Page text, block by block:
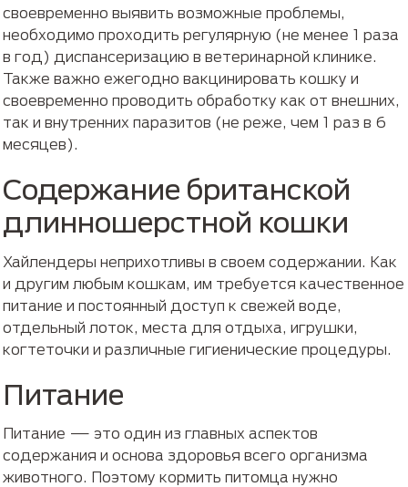
своевременно выявить возможные проблемы,
необходимо проходить регулярную (не менее 1 раза
в год) диспансеризацию в ветеринарной клинике.
Также важно ежегодно вакцинировать кошку и
своевременно проводить обработку как от внешних,
так и внутренних паразитов (не реже, чем 1 раз в 6
месяцев).
Содержание британской
длинношерстной кошки
Хайлендеры неприхотливы в своем содержании. Как
и другим любым кошкам, им требуется качественное
питание и постоянный доступ к свежей воде,
отдельный лоток, места для отдыха, игрушки,
когтеточки и различные гигиенические процедуры.
Питание
Питание — это один из главных аспектов
содержания и основа здоровья всего организма
животного. Поэтому кормить питомца нужно